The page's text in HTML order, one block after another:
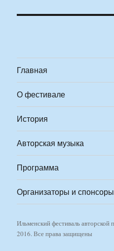
Главная
О фестивале
История
Авторская музыка
Программа
Организаторы и спонсоры
Ильменский фестиваль авторской
2016. Все права защищены